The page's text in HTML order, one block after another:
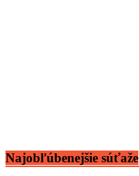
Najobľúbenejšie súťaže